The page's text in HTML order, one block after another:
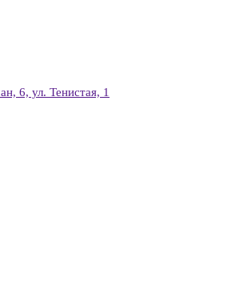
6, ул. Тенистая, 1
г. Набережные Челны
г. Набережные Челны